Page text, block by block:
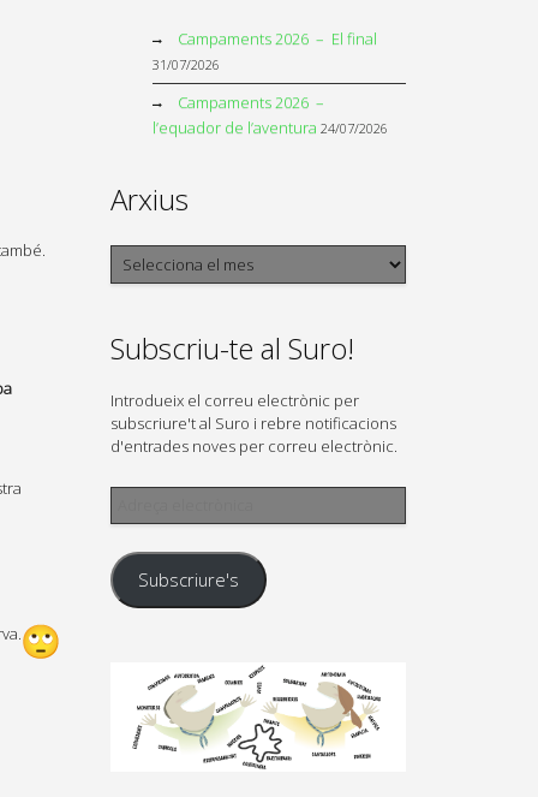
Campaments 2026 – El final
31/07/2026
Campaments 2026 –
l’equador de l’aventura 24/07/2026
Arxius
Arxius
Subscriu-te al Suro!
Introdueix el correu electrònic per
subscriure't al Suro i rebre notificacions
d'entrades noves per correu electrònic.
Adreça
Subscriure's